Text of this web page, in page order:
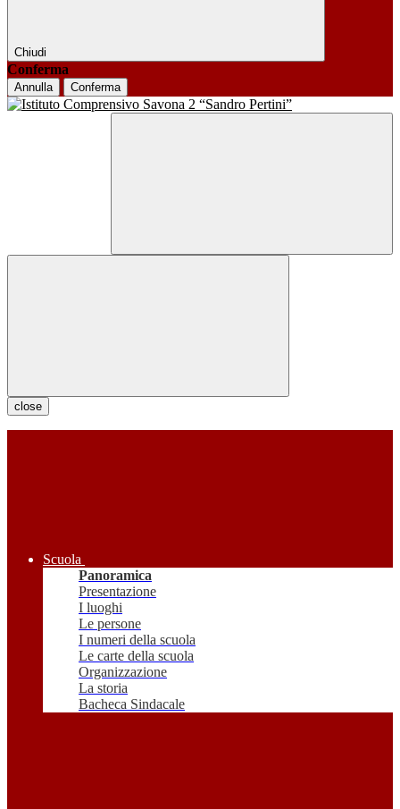
Chiudi
Conferma
Annulla Conferma
close
Scuola
Panoramica
Presentazione
I luoghi
Le persone
I numeri della scuola
Le carte della scuola
Organizzazione
La storia
Bacheca Sindacale